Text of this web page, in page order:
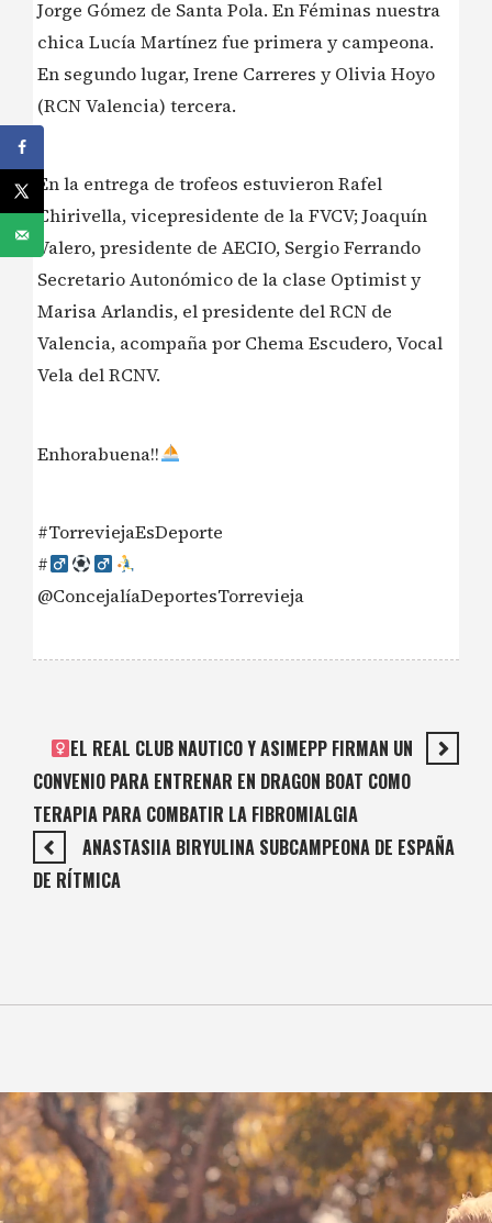
Jorge Gómez de Santa Pola. En Féminas nuestra
chica Lucía Martínez fue primera y campeona.
En segundo lugar, Irene Carreres y Olivia Hoyo
(RCN Valencia) tercera.
En la entrega de trofeos estuvieron Rafel
Chirivella, vicepresidente de la FVCV; Joaquín
Valero, presidente de AECIO, Sergio Ferrando
Secretario Autonómico de la clase Optimist y
Marisa Arlandis, el presidente del RCN de
Valencia, acompaña por Chema Escudero, Vocal
Vela del RCNV.
Enhorabuena!!
#TorreviejaEsDeporte
#‍
@ConcejalíaDeportesTorrevieja
EL REAL CLUB NAUTICO Y ASIMEPP FIRMAN UN
CONVENIO PARA ENTRENAR EN DRAGON BOAT COMO
TERAPIA PARA COMBATIR LA FIBROMIALGIA
ANASTASIIA BIRYULINA SUBCAMPEONA DE ESPAÑA
DE RÍTMICA